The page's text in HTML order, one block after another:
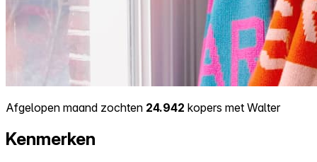
Afgelopen maand zochten 24.942 kopers met Walter
Kenmerken